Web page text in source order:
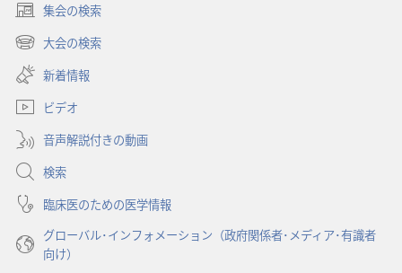
集会の検索
（新
し
タ
で
開
く）
大会の検索
（新
し
い
タ
ブ
で
開
く）
新着情報
ビデオ
音声解説付きの動画
検索
臨床医のための医学情報
グローバル･インフォメーション（政府関係者･メディア･有識者
向け）